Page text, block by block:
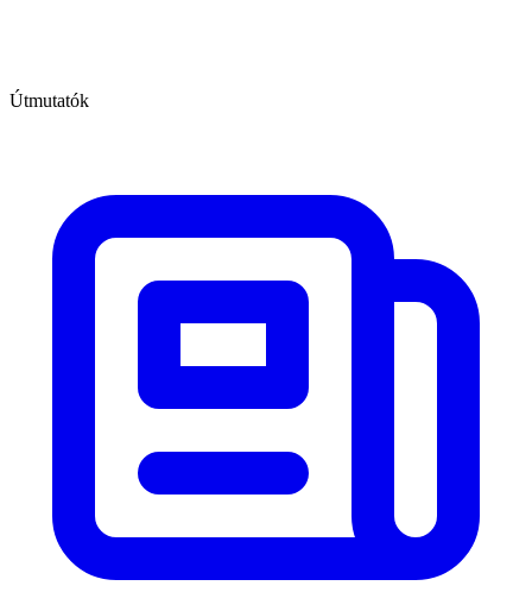
Útmutatók